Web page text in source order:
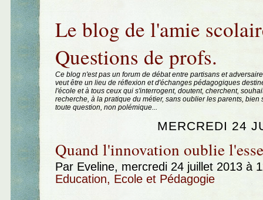
Le blog de l'amie
Questions de profs.
Ce blog n'est pas un forum de débat entre partisans et
veut être un lieu de réflexion et d'échanges pédagogiques
l'école et à tous ceux qui s'interrogent, doutent, cherchent,
recherche, à la pratique du métier, sans oublier les parents, bien
toute question, non polémique...
MERCREDI 24
Quand l'innovation oublie
Par Eveline, mercredi 24 juillet 2013 à
Education, Ecole et Pédagogie